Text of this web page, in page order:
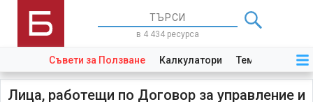
в 4 434 ресурса
Съвети за Ползване Калкулатори Теми Закони
Лица, работещи по Договор за управление и